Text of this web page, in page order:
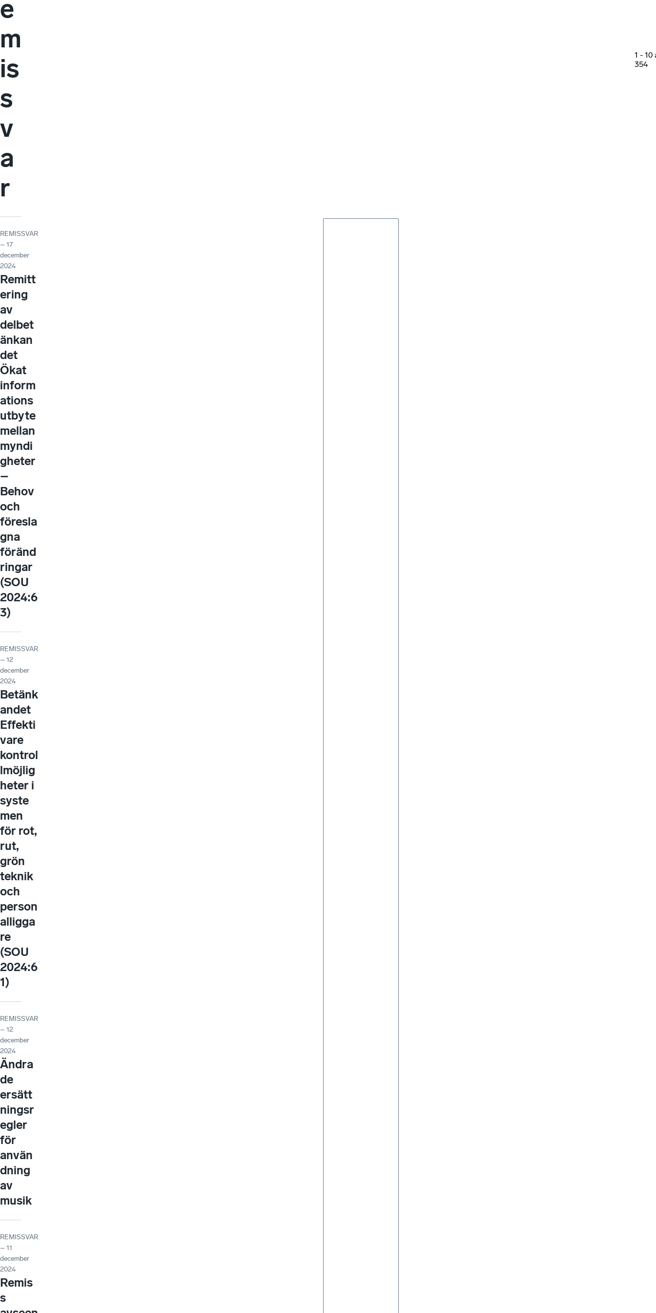
e
m
is
s
v
a
r
1 - 10
354
REMISSVAR
– 17
december
2024
Remitt
ering
av
delbet
änkan
det
Ökat
inform
ations
utbyte
mellan
myndi
gheter
–
Behov
och
föresla
gna
föränd
ringar
(SOU
2024:6
3)
REMISSVAR
– 12
december
2024
Betänk
andet
Effekti
vare
kontrol
lmöjlig
heter i
syste
men
för rot,
rut,
grön
teknik
och
person
alligga
re
(SOU
2024:6
1)
REMISSVAR
– 12
december
2024
Ändra
de
ersätt
ningsr
egler
för
använ
dning
av
musik
REMISSVAR
– 11
december
2024
Remis
s